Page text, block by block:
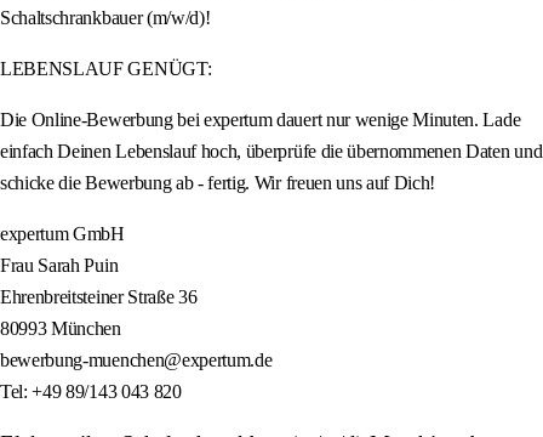
Schaltschrankbauer (m/w/d)!
LEBENSLAUF GENÜGT:
Die Online-Bewerbung bei expertum dauert nur wenige Minuten. Lade
einfach Deinen Lebenslauf hoch, überprüfe die übernommenen Daten und
schicke die Bewerbung ab - fertig. Wir freuen uns auf Dich!
expertum GmbH
Frau Sarah Puin
Ehrenbreitsteiner Straße 36
80993 München
bewerbung-muenchen@expertum.de
Tel: +49 89/143 043 820